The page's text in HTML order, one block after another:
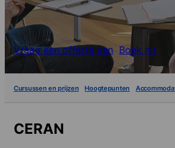
Vraag een offerte aan Boek nu
Cursussen en prijzen Hoogtepunten
CERAN